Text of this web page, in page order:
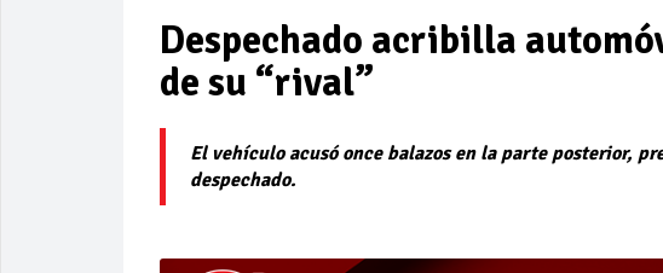
Despechado acribilla
de su “rival”
El vehículo acusó once balazos en la parte posterior,
despechado.